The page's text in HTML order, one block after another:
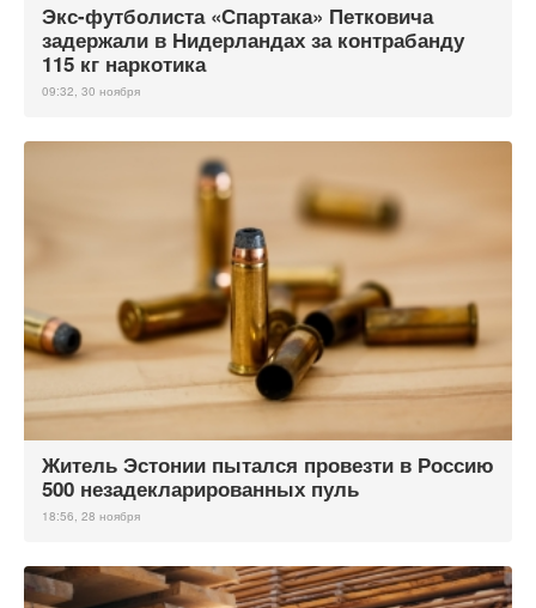
Экс-футболиста «Спартака» Петковича
задержали в Нидерландах за контрабанду
115 кг наркотика
09:32, 30 ноября
Житель Эстонии пытался провезти в Россию
500 незадекларированных пуль
18:56, 28 ноября